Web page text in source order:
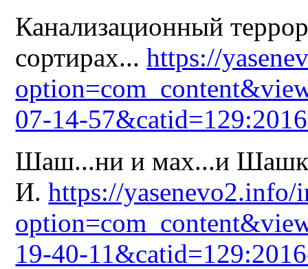
Канализационный
сортирах...https://
07-14-
Шаш...ни и мах...и
И.https://yasenevo2.info/
19-40-